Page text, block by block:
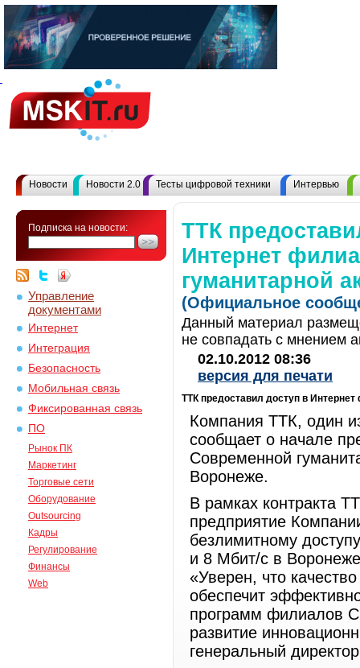
Новости Новости 2.0 Тесты цифровой техники Интервью
Подписка на новости:
Управление
документами
Интернет
Интеграция
Безопасность
Мобильная связь
Фиксированная связь
ПО
Рынок ПК
Маркетинг
Торговые сети
Оборудование
Outsourcing
Кадры
Регулирование
Финансы
Web
ТТК
Интернет
гуманитарной
(Официальное
Данный материал
не совпадать с мнением
02.10.2012 08:36
версия для печати
ТТК предоставил доступ в
Компания ТТК, один
сообщает о начале
Современной
Воронеже.
В рамках контракта
предприятие
безлимитному
и 8 Мбит/с в
«Уверен, что
обеспечит
программ филиалов
развитие
генеральный